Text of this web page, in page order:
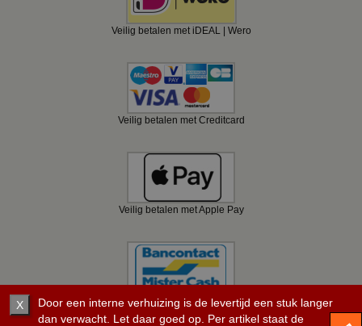
Veilig betalen met iDEAL | Wero
Veilig betalen met Creditcard
Veilig betalen met Apple Pay
Veilig betalen met Bancontact
X
Door een interne verhuizing is de levertijd een stuk langer
dan verwacht. Let daar goed op. Per artikel staat de